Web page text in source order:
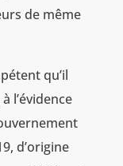
de même
qu’il
l’évidence
d’origine